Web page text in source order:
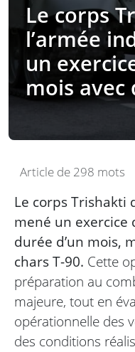
Le corps
l’armée
un
mois avec
Article de 298 mots
Le corps Trishakti
mené un exercice
durée d’un mois,
chars T-90. Cette
préparation au
majeure, tout en
opérationnelle des
des conditions